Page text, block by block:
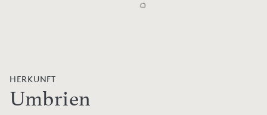
HERKUNFT
Umbrien